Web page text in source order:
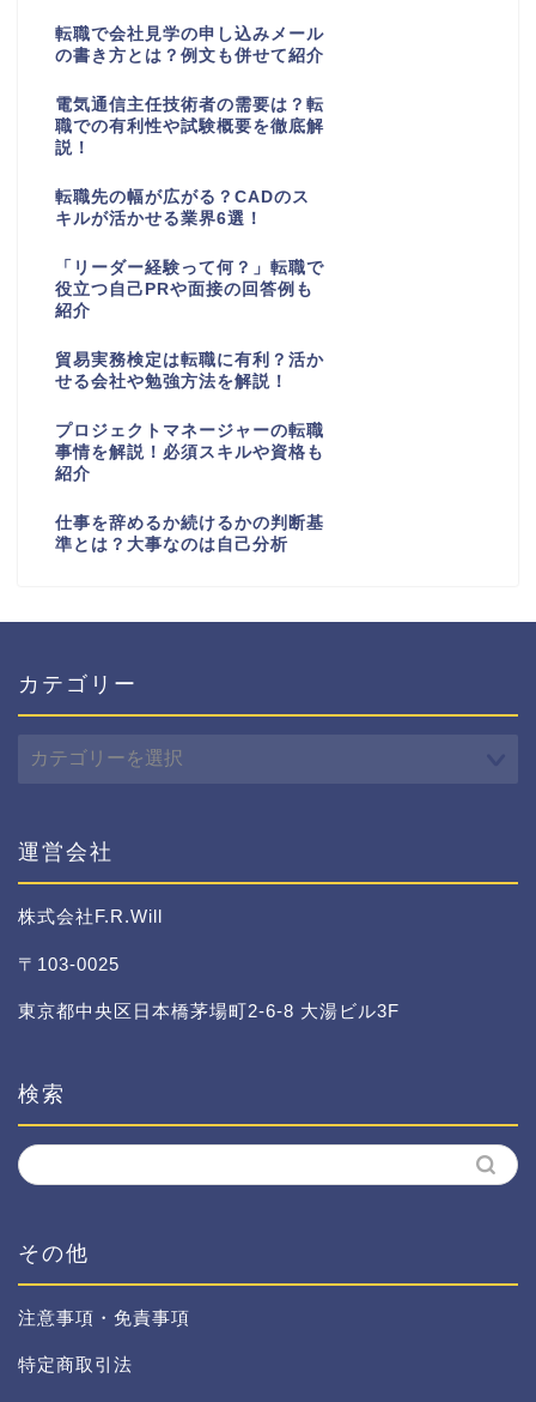
転職で会社見学の申し込みメール
の書き方とは？例文も併せて紹介
電気通信主任技術者の需要は？転
職での有利性や試験概要を徹底解
説！
転職先の幅が広がる？CADのス
キルが活かせる業界6選！
「リーダー経験って何？」転職で
役立つ自己PRや面接の回答例も
紹介
貿易実務検定は転職に有利？活か
せる会社や勉強方法を解説！
プロジェクトマネージャーの転職
事情を解説！必須スキルや資格も
紹介
仕事を辞めるか続けるかの判断基
準とは？大事なのは自己分析
カテゴリー
テ
ー
運営会社
株式会社F.R.Will
〒103-0025
東京都中央区日本橋茅場町2-6-8 大湯ビル3F
検索
その他
注意事項・免責事項
特定商取引法